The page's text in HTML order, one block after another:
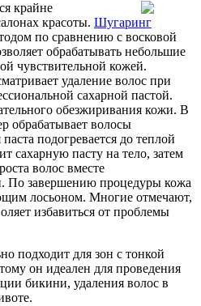
крайне
красоты. Шугаринг
по сравнению с восковой
обрабатывать небольшие
чувствительной кожей.
удаление волос при
сахарной пастой.
обезжиривания кожи. В
обрабатывает волосы
подогревается до теплой
сахарную пасту на тело, затем
волос вместе
По завершению процедуры кожа
лосьоном. Многие отмечают,
избавиться от проблемы
подходит для зон с тонкой
он идеален для проведения
бикини, удаления волос в